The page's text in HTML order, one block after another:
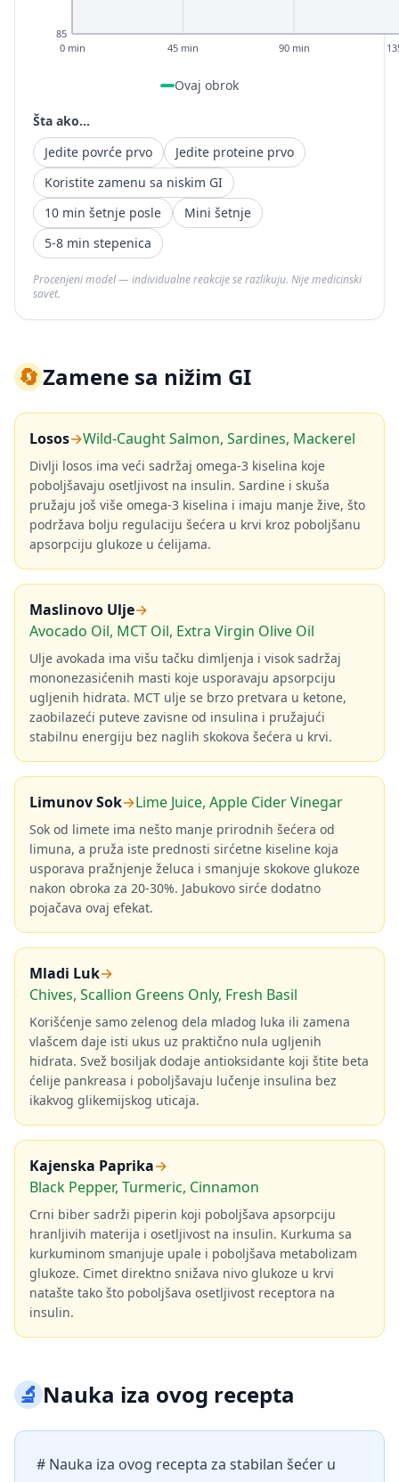
85
0 min 45 min 90 min
Ovaj obrok
Šta ako...
Jedite povrće prvo
Jedite proteine prvo
Koristite zamenu sa niskim GI
10 min šetnje posle
Mini šetnje
5-8 min stepenica
Procenjeni model — individualne reakcije se razlikuju. Nije medicinski
savet.
🔄Zamene sa nižim GI
Losos→Wild-Caught Salmon, Sardines, Mackerel
Divlji losos ima veći sadržaj omega-3 kiselina koje
poboljšavaju osetljivost na insulin. Sardine i skuša
pružaju još više omega-3 kiselina i imaju manje žive, što
podržava bolju regulaciju šećera u krvi kroz poboljšanu
apsorpciju glukoze u ćelijama.
Maslinovo Ulje→
Avocado Oil, MCT Oil, Extra Virgin Olive Oil
Ulje avokada ima višu tačku dimljenja i visok sadržaj
mononezasićenih masti koje usporavaju apsorpciju
ugljenih hidrata. MCT ulje se brzo pretvara u ketone,
zaobilazeći puteve zavisne od insulina i pružajući
stabilnu energiju bez naglih skokova šećera u krvi.
Limunov Sok→Lime Juice, Apple Cider Vinegar
Sok od limete ima nešto manje prirodnih šećera od
limuna, a pruža iste prednosti sirćetne kiseline koja
usporava pražnjenje želuca i smanjuje skokove glukoze
nakon obroka za 20-30%. Jabukovo sirće dodatno
pojačava ovaj efekat.
Mladi Luk→
Chives, Scallion Greens Only, Fresh Basil
Korišćenje samo zelenog dela mladog luka ili zamena
vlašcem daje isti ukus uz praktično nula ugljenih
hidrata. Svež bosiljak dodaje antioksidante koji štite beta
ćelije pankreasa i poboljšavaju lučenje insulina bez
ikakvog glikemijskog uticaja.
Kajenska Paprika→
Black Pepper, Turmeric, Cinnamon
Crni biber sadrži piperin koji poboljšava apsorpciju
hranljivih materija i osetljivost na insulin. Kurkuma sa
kurkuminom smanjuje upale i poboljšava metabolizam
glukoze. Cimet direktno snižava nivo glukoze u krvi
natašte tako što poboljšava osetljivost receptora na
insulin.
🔬Nauka iza ovog recepta
# Nauka iza ovog recepta za stabilan šećer u